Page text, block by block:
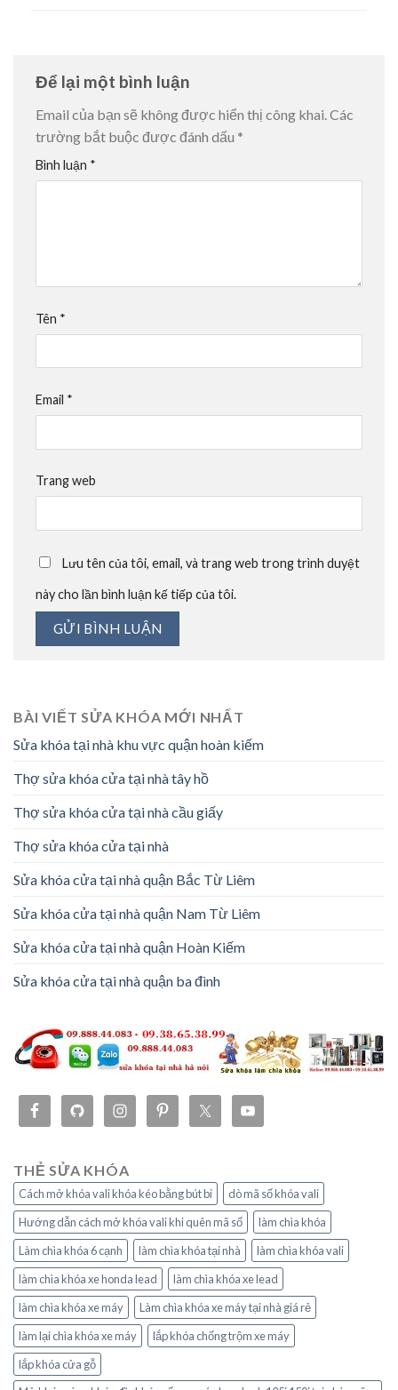
Để lại một bình luận
Email của bạn sẽ không được hiển thị công khai.Các
trường bắt buộc được đánh dấu *
Bình luận *
Tên *
Email *
Trang web
Lưu tên của tôi, email, và trang web trong trình duyệt
này cho lần bình luận kế tiếp của tôi.
BÀI VIẾT SỬA KHÓA MỚI NHẤT
Sửa khóa tại nhà khu vực quận hoàn kiếm
Thợ sửa khóa cửa tại nhà tây hồ
Thợ sửa khóa cửa tại nhà cầu giấy
Thợ sửa khóa cửa tại nhà
Sửa khóa cửa tại nhà quận Bắc Từ Liêm
Sửa khóa cửa tại nhà quận Nam Từ Liêm
Sửa khóa cửa tại nhà quận Hoàn Kiếm
Sửa khóa cửa tại nhà quận ba đình
THẺ SỬA KHÓA
Cách mở khóa vali khóa kéo bằng bút bi
dò mã số khóa vali
Hướng dẫn cách mở khóa vali khi quên mã số
làm chìa khóa
Làm chìa khóa 6 cạnh
làm chìa khóa tại nhà
làm chìa khóa vali
làm chìa khóa xe honda lead
làm chìa khóa xe lead
làm chìa khóa xe máy
Làm chìa khóa xe máy tại nhà giá rẻ
làm lại chìa khóa xe máy
lắp khóa chống trộm xe máy
lắp khóa cửa gỗ